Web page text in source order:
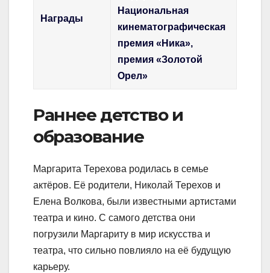
Награды
Национальная
кинематографическая
премия «Ника»,
премия «Золотой
Орел»
Раннее детство и
образование
Маргарита Терехова родилась в семье
актёров. Её родители, Николай Терехов и
Елена Волкова, были известными артистами
театра и кино. С самого детства они
погрузили Маргариту в мир искусства и
театра, что сильно повлияло на её будущую
карьеру.